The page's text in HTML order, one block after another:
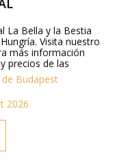
La Bella y la Bestia
Visita nuestro
más información
precios de las
Budapest
2026